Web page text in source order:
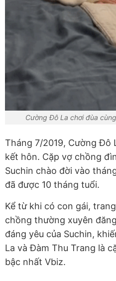
Cường Đô La chơi đùa
Tháng 7/2019, Cường Đô
kết hôn. Cặp vợ chồng
Suchin chào đời vào
đã được 10 tháng tuổi.
Kể từ khi có con gái,
chồng thường xuyên
đáng yêu của Suchin,
La và Đàm Thu Trang là
bậc nhất Vbiz.